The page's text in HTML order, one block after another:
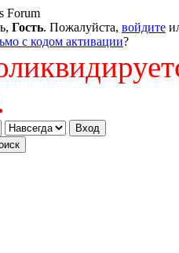
Гость. Пожалуйста, войдите
с кодом активации?